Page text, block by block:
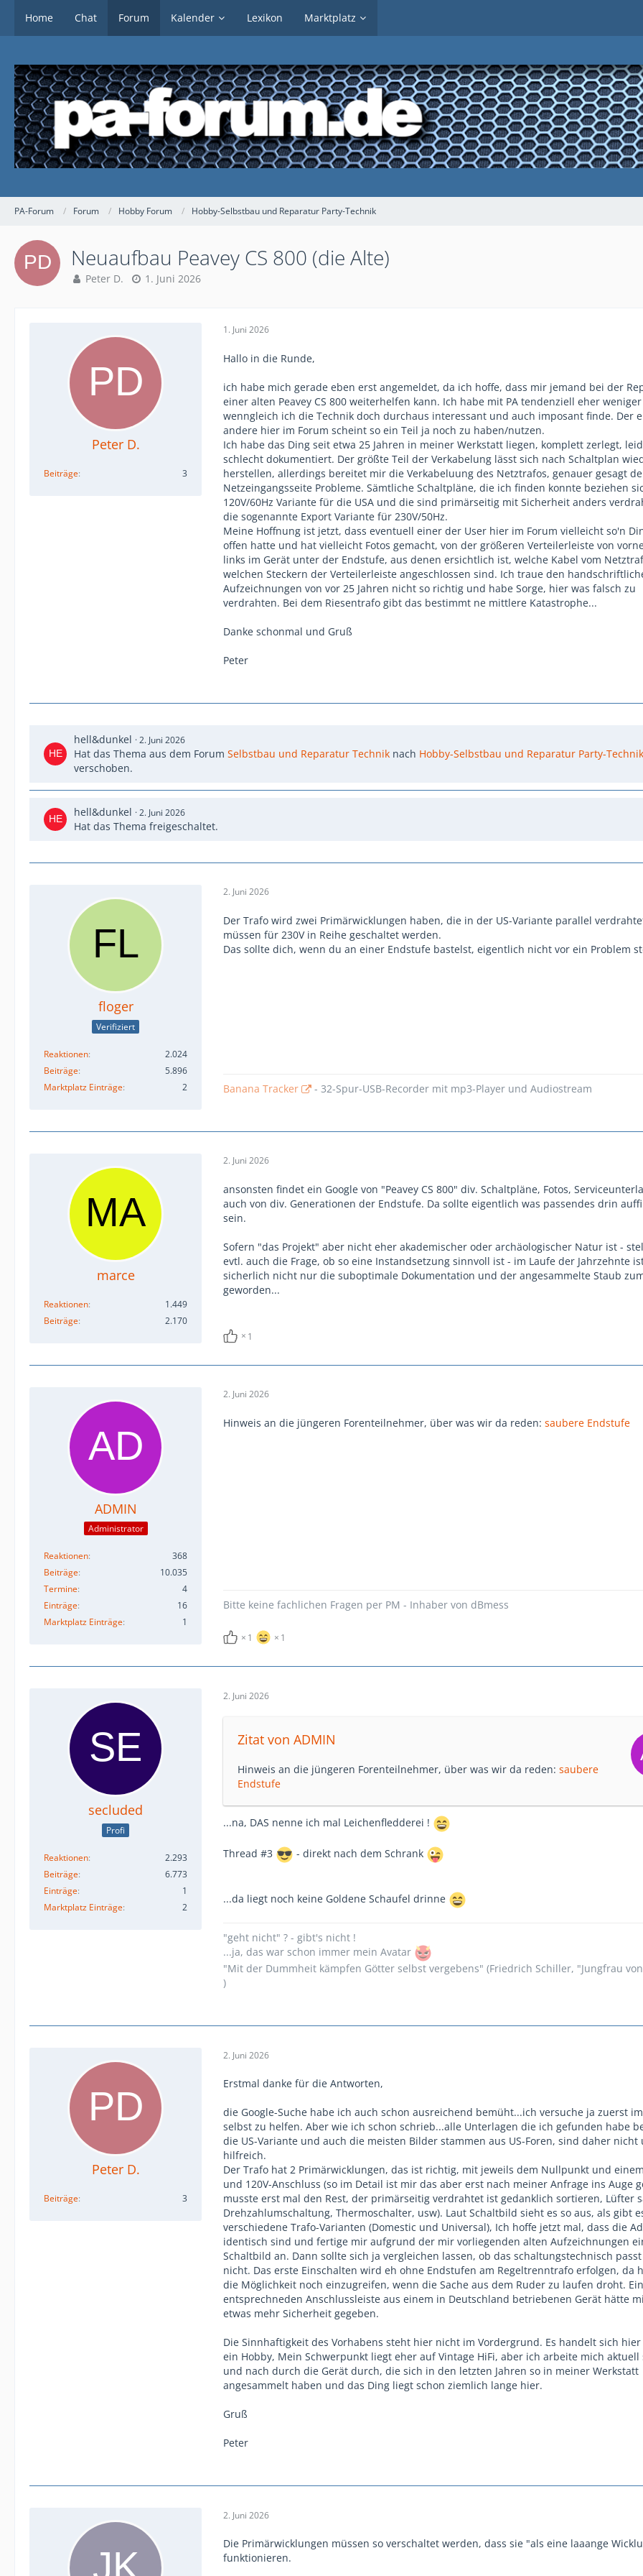
Home Chat Forum Kalender Lexikon Marktplatz
PA-Forum Forum Hobby Forum Hobby-Selbstbau und Reparatur Party-Technik
Neuaufbau Peavey CS 800 (die Alte)
Peter D. 1. Juni 2026
Peter D.
Beiträge 3
1. Juni 2026
Hallo in die Runde,
ich habe mich gerade eben erst angemeldet, da ich hoffe, dass mir jemand bei der
einer alten Peavey CS 800 weiterhelfen kann. Ich habe mit PA tendenziell eher
wenngleich ich die Technik doch durchaus interessant und auch imposant finde. Der
andere hier im Forum scheint so ein Teil ja noch zu haben/nutzen.
Ich habe das Ding seit etwa 25 Jahren in meiner Werkstatt liegen, komplett zerlegt,
schlecht dokumentiert. Der größte Teil der Verkabelung lässt sich nach Schaltplan
herstellen, allerdings bereitet mir die Verkabeluung des Netztrafos, genauer gesagt
Netzeingangsseite Probleme. Sämtliche Schaltpläne, die ich finden konnte beziehen
120V/60Hz Variante für die USA und die sind primärseitig mit Sicherheit anders
die sogenannte Export Variante für 230V/50Hz.
Meine Hoffnung ist jetzt, dass eventuell einer der User hier im Forum vielleicht so'n
offen hatte und hat vielleicht Fotos gemacht, von der größeren Verteilerleiste von
links im Gerät unter der Endstufe, aus denen ersichtlich ist, welche Kabel vom
welchen Steckern der Verteilerleiste angeschlossen sind. Ich traue den
Aufzeichnungen von vor 25 Jahren nicht so richtig und habe Sorge, hier was falsch zu
verdrahten. Bei dem Riesentrafo gibt das bestimmt ne mittlere Katastrophe...
Danke schonmal und Gruß
Peter
hell&dunkel 2. Juni 2026
Hat das Thema aus dem Forum Selbstbau und Reparatur Technik nach Hobby-Selbstbau und Reparatur Party-Technik
verschoben.
hell&dunkel 2. Juni 2026
Hat das Thema freigeschaltet.
floger
Verifiziert
Reaktionen
2.024
Beiträge
5.896
Marktplatz Einträge
2
2. Juni 2026
Der Trafo wird zwei Primärwicklungen haben, die in der US-Variante parallel
müssen für 230V in Reihe geschaltet werden.
Das sollte dich, wenn du an einer Endstufe bastelst, eigentlich nicht vor ein Problem
Banana Tracker - 32-Spur-USB-Recorder mit mp3-Player und Audiostream
marce
Reaktionen
1.449
Beiträge
2.170
2. Juni 2026
ansonsten findet ein Google von "Peavey CS 800" div. Schaltpläne, Fotos,
auch von div. Generationen der Endstufe. Da sollte eigentlich was passendes drin
sein.
Sofern "das Projekt" aber nicht eher akademischer oder archäologischer Natur ist -
evtl. auch die Frage, ob so eine Instandsetzung sinnvoll ist - im Laufe der Jahrzehnte
sicherlich nicht nur die suboptimale Dokumentation und der angesammelte Staub
geworden...
1
ADMIN
Administrator
Reaktionen
368
Beiträge
10.035
Termine
4
Einträge
16
Marktplatz Einträge
1
2. Juni 2026
Hinweis an die jüngeren Forenteilnehmer, über was wir da reden: saubere Endstufe
Bitte keine fachlichen Fragen per PM - Inhaber von dBmess
1 1
secluded
Profi
Reaktionen
2.293
Beiträge
6.773
Einträge
1
Marktplatz Einträge
2
2. Juni 2026
Zitat von ADMIN
Hinweis an die jüngeren Forenteilnehmer, über was wir da reden: saubere
Endstufe
...na, DAS nenne ich mal Leichenfledderei !
Thread #3 - direkt nach dem Schrank
...da liegt noch keine Goldene Schaufel drinne
"geht nicht" ? - gibt's nicht !
...ja, das war schon immer mein Avatar
"Mit der Dummheit kämpfen Götter selbst vergebens" (Friedrich Schiller, "Jungfrau
)
Peter D.
Beiträge 3
2. Juni 2026
Erstmal danke für die Antworten,
die Google-Suche habe ich auch schon ausreichend bemüht...ich versuche ja zuerst
selbst zu helfen. Aber wie ich schon schrieb...alle Unterlagen die ich gefunden habe
die US-Variante und auch die meisten Bilder stammen aus US-Foren, sind daher
hilfreich.
Der Trafo hat 2 Primärwicklungen, das ist richtig, mit jeweils dem Nullpunkt und
und 120V-Anschluss (so im Detail ist mir das aber erst nach meiner Anfrage ins Auge
musste erst mal den Rest, der primärseitig verdrahtet ist gedanklich sortieren, Lüfter
Drehzahlumschaltung, Thermoschalter, usw). Laut Schaltbild sieht es so aus, als gibt
verschiedene Trafo-Varianten (Domestic und Universal), Ich hoffe jetzt mal, dass die
identisch sind und fertige mir aufgrund der mir vorliegenden alten Aufzeichnungen
Schaltbild an. Dann sollte sich ja vergleichen lassen, ob das schaltungstechnisch
nicht. Das erste Einschalten wird eh ohne Endstufen am Regeltrenntrafo erfolgen, da
die Möglichkeit noch einzugreifen, wenn die Sache aus dem Ruder zu laufen droht.
entsprechneden Anschlussleiste aus einem in Deutschland betriebenen Gerät hätte
etwas mehr Sicherheit gegeben.
Die Sinnhaftigkeit des Vorhabens steht hier nicht im Vordergrund. Es handelt sich
ein Hobby, Mein Schwerpunkt liegt eher auf Vintage HiFi, aber ich arbeite mich aktuell
und nach durch die Gerät durch, die sich in den letzten Jahren so in meiner Werkstatt
angesammelt haben und das Ding liegt schon ziemlich lange hier.
Gruß
Peter
2. Juni 2026
Die Primärwicklungen müssen so verschaltet werden, dass sie "als eine laaange
funktionieren.